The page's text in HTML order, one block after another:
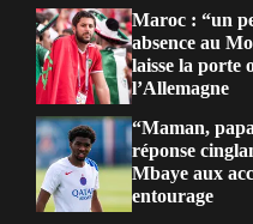
Maroc : “un
absence au
laisse la porte
l’Allemagne
“Maman,
réponse
Mbaye aux
entourage